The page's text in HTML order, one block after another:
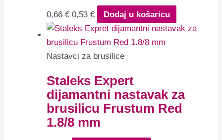
0,66€ 0,53€ Dodaj u košaricu
Nastavci za brusilice
Staleks Expert
dijamantni nastavak za
brusilicu Frustum Red
1.8/8 mm